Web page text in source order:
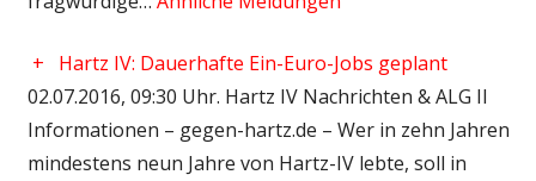
+
Hartz IV: Dauerhafte Ein-Euro-Jobs geplant
02.07.2016, 09:30 Uhr. Hartz IV Nachrichten & ALG II
Informationen – gegen-hartz.de – Wer in zehn Jahren
mindestens neun Jahre von Hartz-IV lebte, soll in